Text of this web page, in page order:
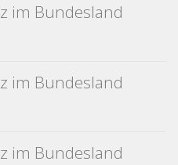
im Bundesland
im Bundesland
im Bundesland